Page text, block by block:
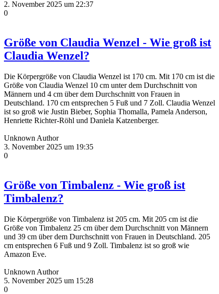
2. November 2025 um 22:37
0
Größe von Claudia Wenzel - Wie groß ist
Claudia Wenzel?
Die Körpergröße von Claudia Wenzel ist 170 cm. Mit 170 cm ist die
Größe von Claudia Wenzel 10 cm unter dem Durchschnitt von
Männern und 4 cm über dem Durchschnitt von Frauen in
Deutschland. 170 cm entsprechen 5 Fuß und 7 Zoll. Claudia Wenzel
ist so groß wie Justin Bieber, Sophia Thomalla, Pamela Anderson,
Henriette Richter-Röhl und Daniela Katzenberger.
Unknown Author
3. November 2025 um 19:35
0
Größe von Timbalenz - Wie groß ist
Timbalenz?
Die Körpergröße von Timbalenz ist 205 cm. Mit 205 cm ist die
Größe von Timbalenz 25 cm über dem Durchschnitt von Männern
und 39 cm über dem Durchschnitt von Frauen in Deutschland. 205
cm entsprechen 6 Fuß und 9 Zoll. Timbalenz ist so groß wie
Amazon Eve.
Unknown Author
5. November 2025 um 15:28
0